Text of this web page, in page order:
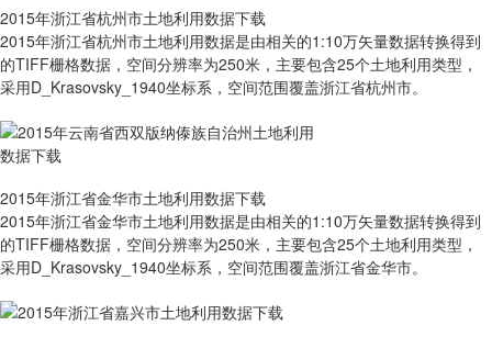
2015年浙江省杭州市土地利用数据下载
2015年浙江省杭州市土地利用数据是由相关的1:10万矢量数据转换得到
的TIFF栅格数据，空间分辨率为250米，主要包含25个土地利用类型，
采用D_Krasovsky_1940坐标系，空间范围覆盖浙江省杭州市。
2015年浙江省金华市土地利用数据下载
2015年浙江省金华市土地利用数据是由相关的1:10万矢量数据转换得到
的TIFF栅格数据，空间分辨率为250米，主要包含25个土地利用类型，
采用D_Krasovsky_1940坐标系，空间范围覆盖浙江省金华市。